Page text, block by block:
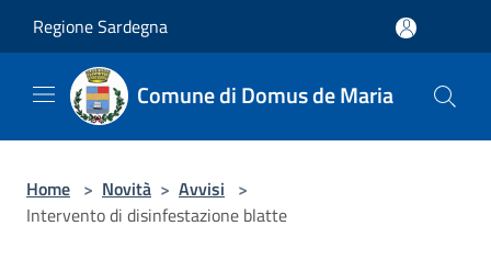
Regione Sardegna
Comune di Domus de Maria
Home > Novità > Avvisi >
Intervento di disinfestazione blatte